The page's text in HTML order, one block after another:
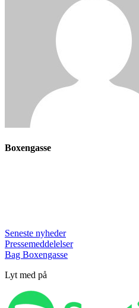
Boxengasse
Seneste nyheder
Pressemeddelelser
Bag Boxengasse
Lyt med på